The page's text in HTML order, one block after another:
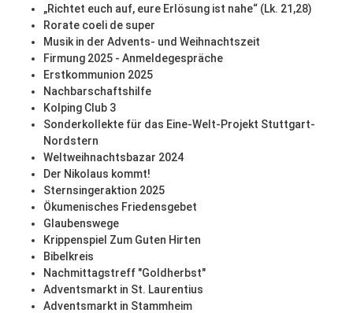
„Richtet euch auf, eure Erlösung ist nahe“ (Lk. 21,28)
Rorate coeli de super
Musik in der Advents- und Weihnachtszeit
Firmung 2025 - Anmeldegespräche
Erstkommunion 2025
Nachbarschaftshilfe
Kolping Club 3
Sonderkollekte für das Eine-Welt-Projekt Stuttgart-
Nordstern
Weltweihnachtsbazar 2024
Der Nikolaus kommt!
Sternsingeraktion 2025
Ökumenisches Friedensgebet
Glaubenswege
Krippenspiel Zum Guten Hirten
Bibelkreis
Nachmittagstreff "Goldherbst"
Adventsmarkt in St. Laurentius
Adventsmarkt in Stammheim